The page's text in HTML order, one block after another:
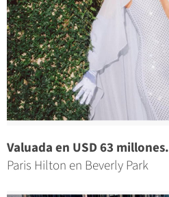
Valuada en USD 63 millones.
Paris Hilton en Beverly Park